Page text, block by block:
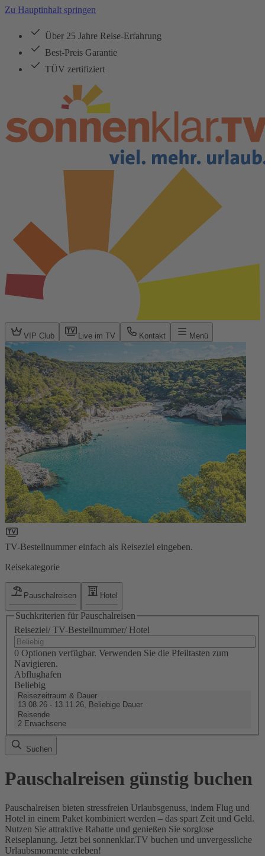
Zu Hauptinhalt springen
Über 25 Jahre Reise-Erfahrung
Best-Preis Garantie
TÜV zertifiziert
VIP Club Live im TV Kontakt Menü
TV-Bestellnummer einfach als Reiseziel eingeben.
Reisekategorie
Pauschalreisen Hotel
Suchkriterien für Pauschalreisen
Reiseziel/ TV-Bestellnummer/ Hotel
0 Optionen verfügbar. Verwenden Sie die Pfeiltasten zum
Navigieren.
Abflughafen
Beliebig
Reisezeitraum & Dauer
13.08.26 - 13.11.26, Beliebige Dauer
Reisende
2 Erwachsene
Suchen
Pauschalreisen günstig buchen
Pauschalreisen bieten stressfreien Urlaubsgenuss, indem Flug und
Hotel in einem Paket kombiniert werden – das spart Zeit und Geld.
Nutzen Sie attraktive Rabatte und genießen Sie sorglose
Reiseplanung. Jetzt bei sonnenklar.TV buchen und unvergessliche
Urlaubsmomente erleben!